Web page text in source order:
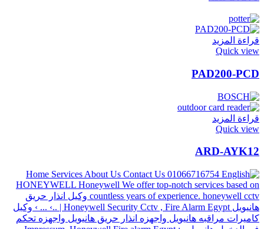
قراءة المزيد
Quick view
PAD200-PCD
قراءة المزيد
Quick view
ARD-AYK12